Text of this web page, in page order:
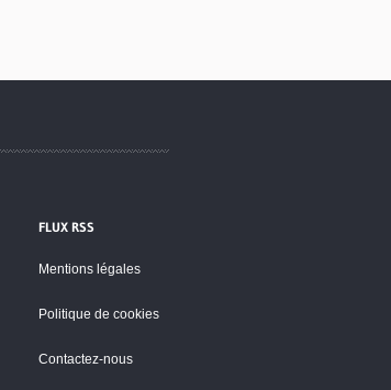
FLUX RSS
Mentions légales
Politique de cookies
Contactez-nous